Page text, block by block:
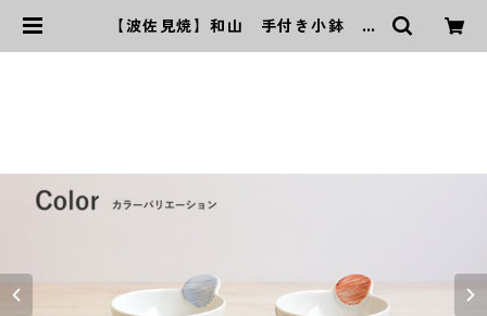
【波佐見焼】和山 手付き小鉢